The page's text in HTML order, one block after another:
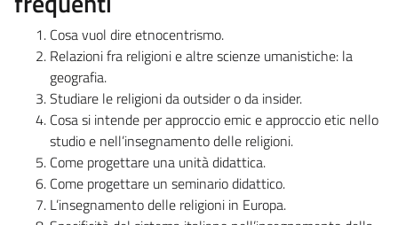
Cosa vuol dire etnocentrismo.
Relazioni fra religioni e altre scienze umanistiche: la
geografia.
Studiare le religioni da outsider o da insider.
Cosa si intende per approccio emic e approccio etic nello
studio e nell’insegnamento delle religioni.
Come progettare una unità didattica.
Come progettare un seminario didattico.
L’insegnamento delle religioni in Europa.